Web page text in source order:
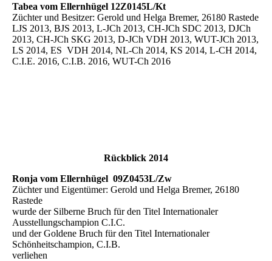
Tabea vom Ellernhügel 12Z0145L/Kt
Züchter und Besitzer: Gerold und Helga Bremer, 26180 Rastede
LJS 2013, BJS 2013, L-JCh 2013, CH-JCh SDC 2013, DJCh
2013, CH-JCh SKG 2013, D-JCh VDH 2013, WUT-JCh 2013,
LS 2014, ES VDH 2014, NL-Ch 2014, KS 2014, L-CH 2014,
C.I.E. 2016, C.I.B. 2016, WUT-Ch 2016
Rückblick 2014
Ronja vom Ellernhügel 09Z0453L/Zw
Züchter und Eigentümer: Gerold und Helga Bremer, 26180
Rastede
wurde der Silberne Bruch für den Titel Internationaler
Ausstellungschampion C.I.C.
und der Goldene Bruch für den Titel Internationaler
Schönheitschampion, C.I.B.
verliehen